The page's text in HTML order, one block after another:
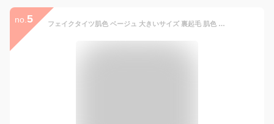
no. 5 フェイクタイツ肌色 ベージュ 大きいサイズ 裏起毛 肌色 着圧 レディース 80デニール 裏起毛 タイツ フェイク ストッキング 肌色 黒 ブラック グレー 暖かい 極厚 防寒 保湿 80 200 300 厚手で細身え あったか 秋冬タイツ 学生 仕事 女子高生 送料無料